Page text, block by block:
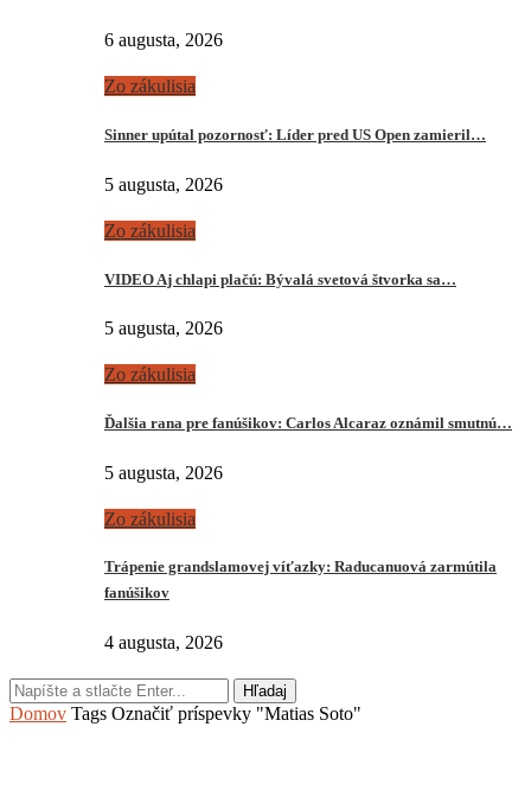
6 augusta, 2026
Zo zákulisia
Sinner upútal pozornosť: Líder pred US Open zamieril…
5 augusta, 2026
Zo zákulisia
VIDEO Aj chlapi plačú: Bývalá svetová štvorka sa…
5 augusta, 2026
Zo zákulisia
Ďalšia rana pre fanúšikov: Carlos Alcaraz oznámil smutnú…
5 augusta, 2026
Zo zákulisia
Trápenie grandslamovej víťazky: Raducanuová zarmútila
fanúšikov
4 augusta, 2026
Hľadaj
Domov Tags Označiť príspevky "Matias Soto"